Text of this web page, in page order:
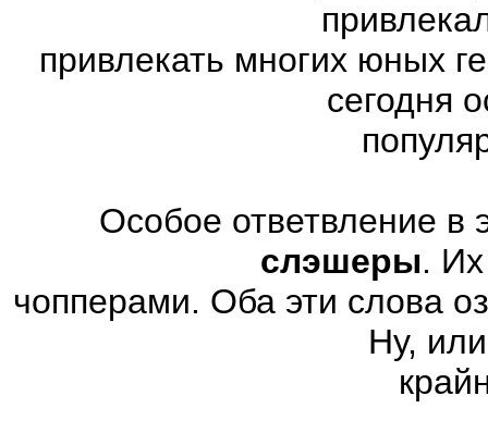
привлекать многих юных
сегодня
Особое ответвление в
слэшеры.
чопперами. Оба эти слова
Ну,